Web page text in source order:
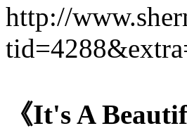
http://
《It's A